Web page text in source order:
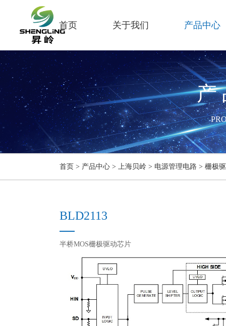
首页 关于我们 产品中心
首页 > 产品中心> 上海贝岭> 电源管理电路 > 栅极
BLD2113
半桥MOS栅极驱动芯片